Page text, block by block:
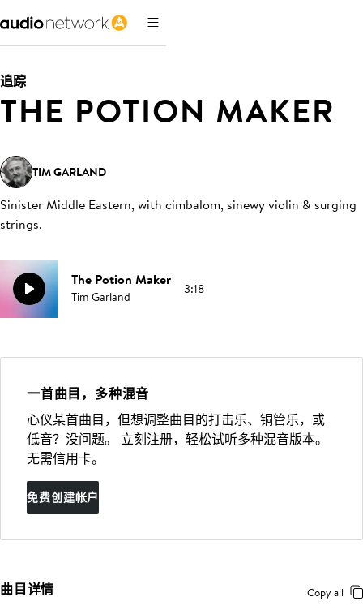
追踪
THE POTION MAKER
TIM GARLAND
Sinister Middle Eastern, with cimbalom, sinewy violin & surging
strings.
The Potion Maker
Tim Garland 3:18
一首曲目，多种混音
心仪某首曲目，但想调整曲目的打击乐、铜管乐，或
低音？没问题。 立刻注册，轻松试听多种混音版本。
无需信用卡。
免费创建帐户
曲目详情 Copy all